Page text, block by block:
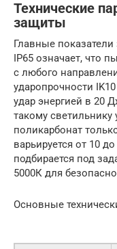
Технические
защиты
Главные
IP65 означает, что
с любого
ударопрочности
удар энергией в 20
такому
поликарбонат
варьируется от 10
подбирается под
5000К для
Основные